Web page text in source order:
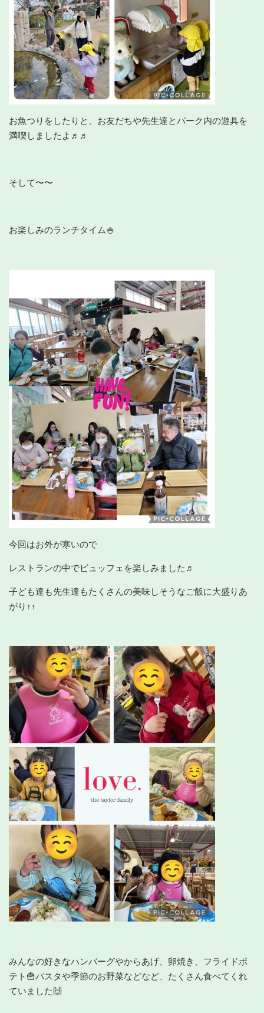
お魚つりをしたりと、お友だちや先生達とパーク内の遊具を
満喫しましたよ♬♬
そして〜〜
お楽しみのランチタイム🍚
今回はお外が寒いので
レストランの中でビュッフェを楽しみました♬
子ども達も先生達もたくさんの美味しそうなご飯に大盛りあ
がり↑↑
みんなの好きなハンバーグやからあげ、卵焼き、フライドポ
テト🍟パスタや季節のお野菜などなど、たくさん食べてくれ
ていました🙌